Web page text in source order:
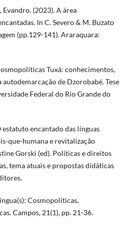
(2023). A área
In C. Severo & M. Buzato
(pp.129-141). Araraquara:
Tuxá: conhecimentos,
de Dzorobabé. Tese
Federal do Rio Grande do
estatuto encantado das línguas
que-humana e revitalização
Gorski (ed). Políticas e direitos
tema atuais e propostas didáticas
Cosmopolíticas,
Campos, 21(1), pp. 21-36.